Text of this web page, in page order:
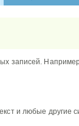
записей.
и любые другие